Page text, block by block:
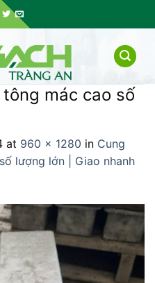
mác cao số
at 960 × 1280 in Cung
lượng lớn | Giao nhanh